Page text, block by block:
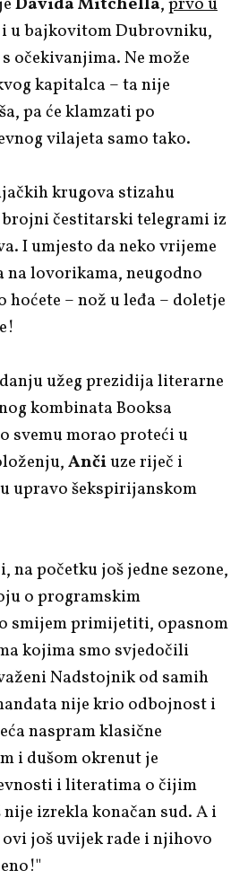
i u bajkovitom Dubrovniku,
očekivanjima. Ne može
kapitalca – ta nije
pa će klamzati po
vilajeta samo tako.
krugova stizahu
čestitarski telegrami iz
I umjesto da neko vrijeme
na lovorikama, neugodno
hoćete – nož u leđa – doletje
užeg prezidija literarne
kombinata Booksa
svemu morao proteći u
Ančiuze riječ i
upravo šekspirijanskom
na početku još jedne sezone,
o programskim
smijem primijetiti, opasnom
kojima smo svjedočili
Nadstojnik od samih
nije krio odbojnost i
naspram klasične
i dušom okrenut je
i literatima o čijim
izrekla konačan sud. A i
još uvijek rade i njihovo